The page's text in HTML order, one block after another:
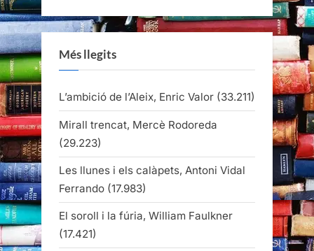
Més llegits
L’ambició de l’Aleix, Enric Valor (33.211)
Mirall trencat, Mercè Rodoreda
(29.223)
Les llunes i els calàpets, Antoni Vidal
Ferrando (17.983)
El soroll i la fúria, William Faulkner
(17.421)